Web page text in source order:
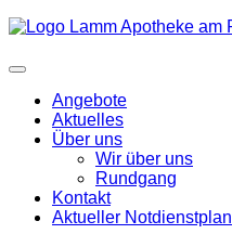
Angebote
Aktuelles
Über uns
Wir über uns
Rundgang
Kontakt
Aktueller Notdienstplan